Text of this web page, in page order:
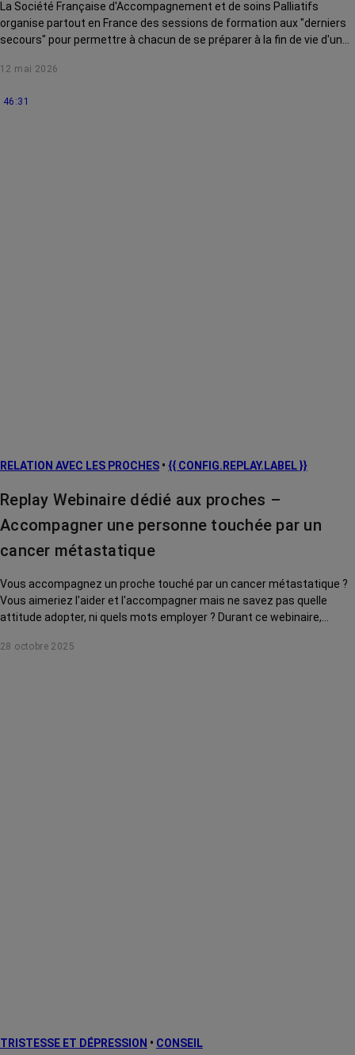
La Société Française d'Accompagnement et de soins Palliatifs
organise partout en France des sessions de formation aux "derniers
secours" pour permettre à chacun de se préparer à la fin de vie d'un
12 mai 2026
46:31
RELATION AVEC LES PROCHES • {{ CONFIG.REPLAY.LABEL }}
Replay Webinaire dédié aux proches –
Accompagner une personne touchée par un
cancer métastatique
Vous accompagnez un proche touché par un cancer métastatique ?
Vous aimeriez l'aider et l'accompagner mais ne savez pas quelle
attitude adopter, ni quels mots employer ? Durant ce webinaire,
28 octobre 2025
TRISTESSE ET DÉPRESSION • CONSEIL